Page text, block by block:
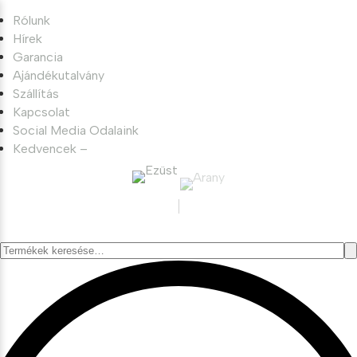
Rólunk
Hírek
Garancia
Ajándékutalvány
Szállítás
Kapcsolat
Social Media Odalaink
Kedvencek –
Keresés
következőre: